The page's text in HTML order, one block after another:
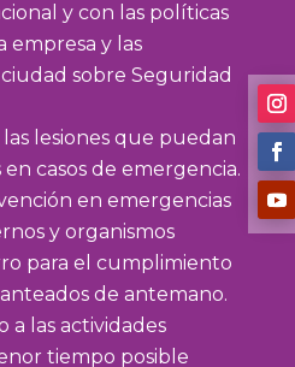
y con las políticas
empresa y las
sobre Seguridad
lesiones que puedan
casos de emergencia.
en emergencias
y organismos
para el cumplimiento
de antemano.
a las actividades
tiempo posible